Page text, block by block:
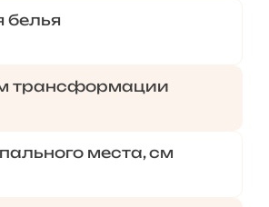
белья
трансформации
места, см